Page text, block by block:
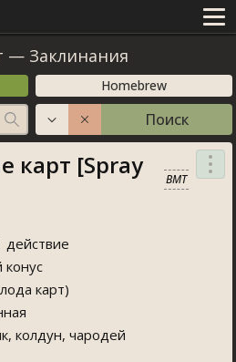
— Заклинания
Homebrew
Поиск
карт [Spray
BMT
действие
карт)
колдун, чародей